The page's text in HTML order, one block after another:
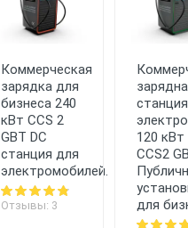
Коммерческая
зарядка для
бизнеса 240
кВт CCS 2
GBT DC
станция для
электромобилей.
Отзывы: 3
120 кВт
CCS2
для